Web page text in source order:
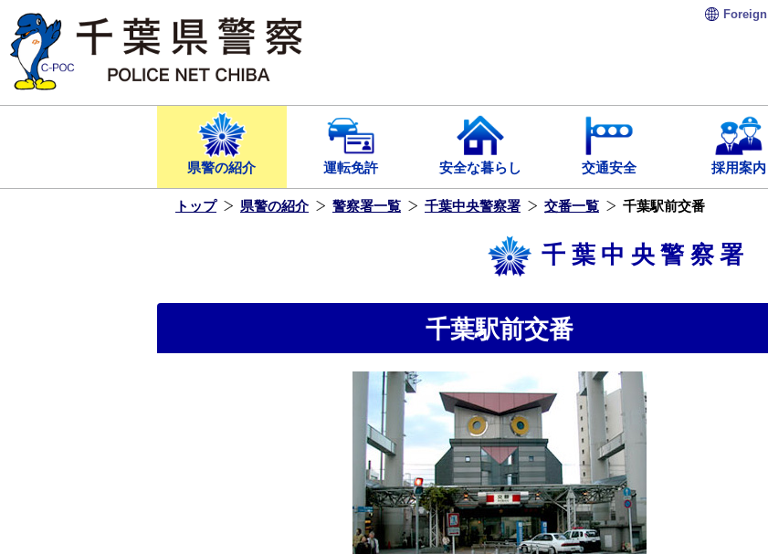
ス
キ
ま
Foreign
県警の紹介 運転免許 安全な暮らし 交通安全 採用案内
トップ 県警の紹介 警察署一覧 千葉中央警察署 交番一覧 千葉駅前交番
千葉中央警察署
千葉駅前交番